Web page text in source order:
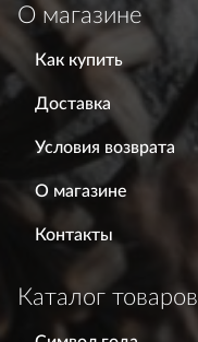
О магазине
Как купить
Доставка
Условия возврата
О магазине
Контакты
Каталог товаров